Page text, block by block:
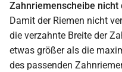
Zahnriemenscheibe nicht
Damit der Riemen nicht
die verzahnte Breite der
etwas größer als die
des passenden